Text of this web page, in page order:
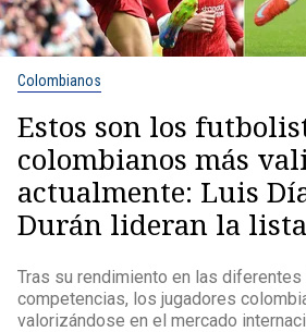
Colombianos
Estos son los
colombianos más
actualmente: Luis
Durán lideran la lista
Tras su rendimiento en las
competencias, los jugadores
valorizándose en el mercado